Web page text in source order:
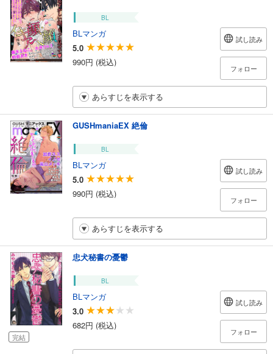
BL
BLマンガ
5.0
990円 (税込)
試し読み
フォロー
あらすじを表示する
GUSHmaniaEX 絶倫
BL
BLマンガ
5.0
990円 (税込)
試し読み
フォロー
あらすじを表示する
完結
忠犬秘書の憂鬱
BL
BLマンガ
3.0
682円 (税込)
試し読み
フォロー